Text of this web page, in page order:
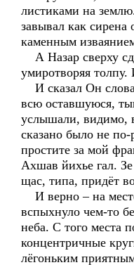
листиками на
завывал как сирена
каменным
А Назар сверху
умиротворяя
И сказал Он
всю оставшуюся,
услышали, видимо,
сказано было не
простите за мой
Ахшав йихье гал.
щас, типа, придёт
И верно – на
вспыхнуло чем-то
неба. С того места
концентричные
лёгоньким